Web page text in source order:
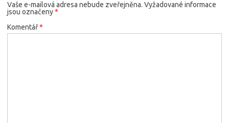
Vaše e-mailová adresa nebude zveřejněna. Vyžadované informace
jsou označeny*
Komentář*